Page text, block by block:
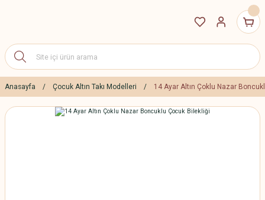
Anasayfa Çocuk Altın Takı Modelleri 14 Ayar Altın Çoklu Nazar